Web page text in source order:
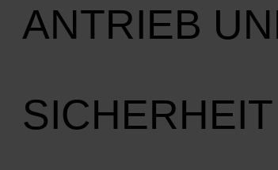
ANTRIEB
SICHERHEIT